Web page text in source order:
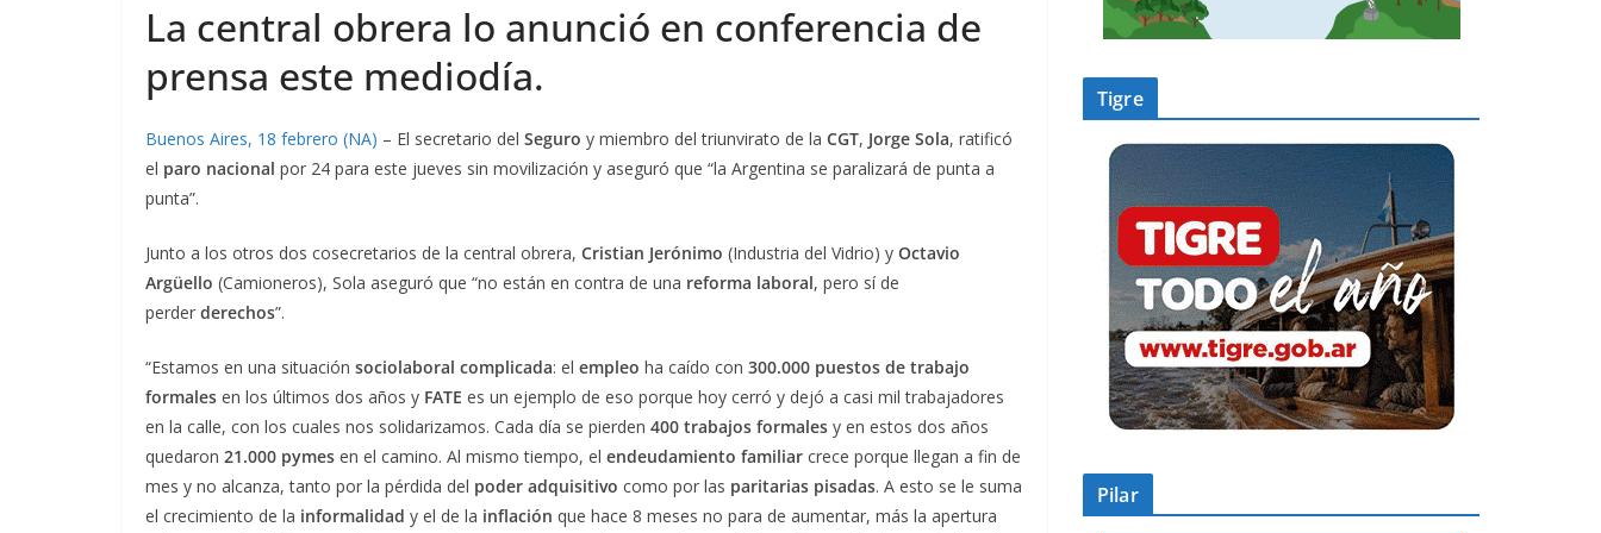
La central obrera lo anunció en conferencia de
prensa este mediodía.
Buenos Aires, 18 febrero (NA) – El secretario del Seguro y miembro del triunvirato de la CGT, Jorge Sola, ratificó
el paro nacional por 24 para este jueves sin movilización y aseguró que “la Argentina se paralizará de punta a
punta”.
Junto a los otros dos cosecretarios de la central obrera, Cristian Jerónimo (Industria del Vidrio) y Octavio
Argüello (Camioneros), Sola aseguró que “no están en contra de una reforma laboral, pero sí de
perder derechos”.
“Estamos en una situación sociolaboral complicada: el empleo ha caído con 300.000 puestos de trabajo
formales en los últimos dos años y FATE es un ejemplo de eso porque hoy cerró y dejó a casi mil trabajadores
en la calle, con los cuales nos solidarizamos. Cada día se pierden 400 trabajos formales y en estos dos años
quedaron 21.000 pymes en el camino. Al mismo tiempo, el endeudamiento familiar crece porque llegan a fin de
mes y no alcanza, tanto por la pérdida del poder adquisitivo como por las paritarias pisadas. A esto se le suma
el crecimiento de la informalidad y el de la inflación que hace 8 meses no para de aumentar, más la apertura
Tigre
Pilar